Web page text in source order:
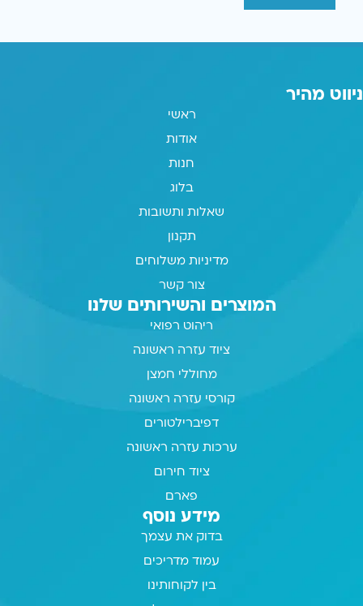
ניווט מהיר
ראשי
אודות
חנות
בלוג
שאלות ותשובות
תקנון
מדיניות משלוחים
צור קשר
המוצרים והשירותים שלנו
ריהוט רפואי
ציוד עזרה ראשונה
מחוללי חמצן
קורסי עזרה ראשונה
דפיברילטורים
ערכות עזרה ראשונה
ציוד חירום
פארם
מידע נוסף
בדוק את עצמך
עמוד מדריכים
בין לקוחותינו